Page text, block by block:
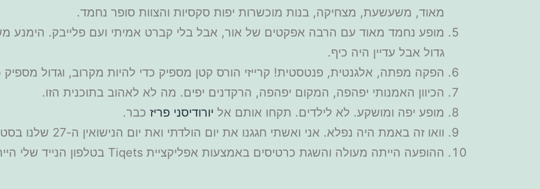
מאוד, משעשעת, מצחיקה, בנות מוכשרות יפות סקסיות והצוות סופר נחמד.
גדול אבל עדיין היה כיף.
הפקה מפתה, אלגנטית, פנטסטית! קרייזי הורס קטן מספיק כדי להיות מקרוב, וגדול מספיק
הכיוון האמנותי יפהפה, המקום יפהפה, הרקדנים יפים. מה לא לאהוב בתוכנית הזו.
מופע יפה ומושקע. לא לילדים. תקחו אותם אל יורודיסני פריז כבר.
וואו זה באמת היה נפלא. אני ואשתי חגגנו את יום הולדתי ואת יום הנישואין ה-27 שלנו בסטייל. תודה לצוות המקסים.
ההופעה הייתה מעולה והשגת כרטיסים באמצעות אפליקציית Tiqets בטלפון הנייד שלי הייתה מהירה ונוחה.